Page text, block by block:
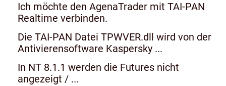
Ich möchte den AgenaTrader mit TAI-PAN
Realtime verbinden.
Die TAI-PAN Datei TPWVER.dll wird von der
Antivierensoftware Kaspersky ...
In NT 8.1.1 werden die Futures nicht
angezeigt / ...